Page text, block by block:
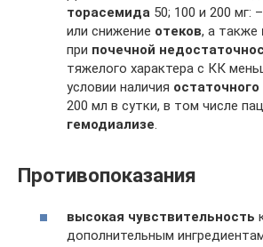
торасемида 50; 100 и 200 мг:
или снижение отеков, а также
при почечной
тяжелого характера с КК
условии наличия
200 мл в сутки, в том числе
гемодиализе.
Противопоказания
высокая чувствительность
дополнительным